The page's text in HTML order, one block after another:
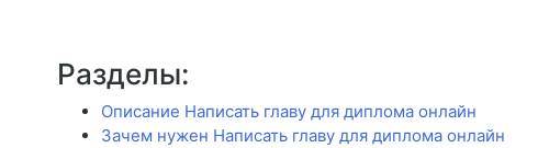
Разделы:
Описание Написать главу для диплома онлайн
Зачем нужен Написать главу для диплома онлайн